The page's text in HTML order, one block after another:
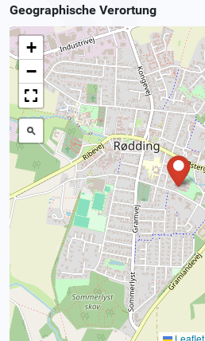
Geographische Verortung
+
−
Leaflet